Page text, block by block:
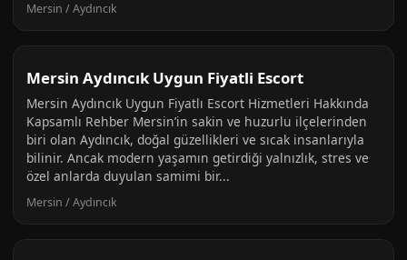
Mersin / Aydıncık
Mersin Aydıncık Uygun Fiyatli Escort
Mersin Aydıncık Uygun Fiyatlı Escort Hizmetleri Hakkında
Kapsamlı Rehber Mersin’in sakin ve huzurlu ilçelerinden
biri olan Aydıncık, doğal güzellikleri ve sıcak insanlarıyla
bilinir. Ancak modern yaşamın getirdiği yalnızlık, stres ve
özel anlarda duyulan samimi bir...
Mersin / Aydıncık